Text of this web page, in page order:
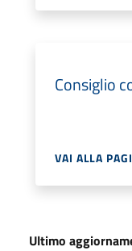
Consiglio
VAI ALLA
Ultimo